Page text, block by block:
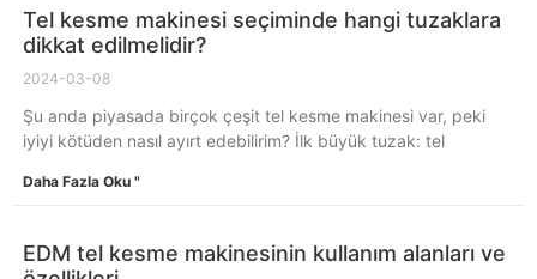
Tel kesme makinesi seçiminde hangi tuzaklara
dikkat edilmelidir?
2024-03-08
Şu anda piyasada birçok çeşit tel kesme makinesi var, peki
iyiyi kötüden nasıl ayırt edebilirim? İlk büyük tuzak: tel
Daha Fazla Oku "
EDM tel kesme makinesinin kullanım alanları ve